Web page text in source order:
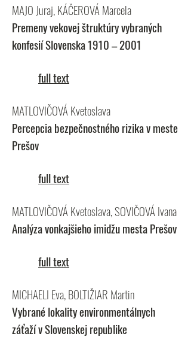
MAJO Juraj, KÁČEROVÁ Marcela
Premeny vekovej štruktúry vybraných
konfesií Slovenska 1910 – 2001
full text
MATLOVIČOVÁ Kvetoslava
Percepcia bezpečnostného rizika v meste
Prešov
full text
MATLOVIČOVÁ Kvetoslava, SOVIČOVÁ Ivana
Analýza vonkajšieho imidžu mesta Prešov
full text
MICHAELI Eva, BOLTIŽIAR Martin
Vybrané lokality environmentálnych
záťaží v Slovenskej republike